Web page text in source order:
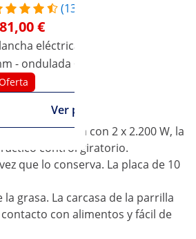
(13)
€
eléctrica fry-top - 548 x 350
- ondulada + lisa - 3.000 W
Ver producto
que funciona con 2 x 2.200 W, la
control giratorio.
que lo conserva. La placa de 10
grasa. La carcasa de la parrilla
con alimentos y fácil de